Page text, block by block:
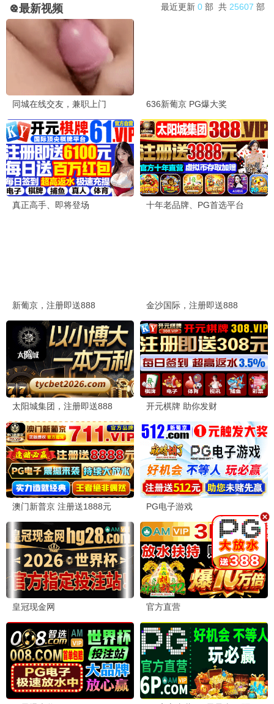
肖申克的救赎
希望让人自由 · 1994
9.7
蜂鸟极速播
阿甘正传
奔跑的人生 · 1994
9.5 1994
蜂鸟极速播
霸王别姬
风华绝代 · 1993
蜂鸟极速播